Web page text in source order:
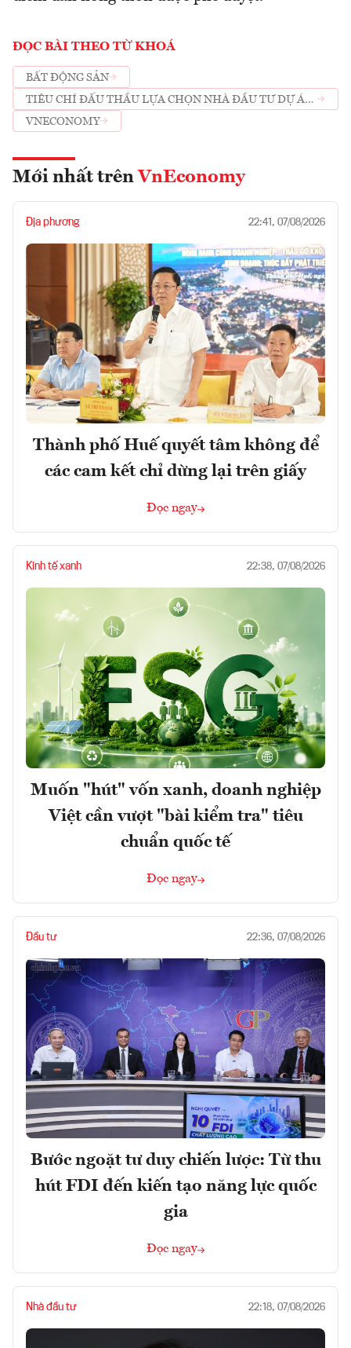
ĐỌC BÀI THEO TỪ KHOÁ
BẤT ĐỘNG SẢN
TIÊU CHÍ ĐẤU THẦU LỰA CHỌN NHÀ ĐẦU TƯ DỰ ÁN
CÓ SỬ DỤNG ĐẤT
VNECONOMY
Mới nhất trên VnEconomy
Địa phương 22:41, 07/08/2026
Thành phố Huế quyết tâm không để
các cam kết chỉ dừng lại trên giấy
Đọc ngay
Kinh tế xanh 22:38, 07/08/2026
Muốn "hút" vốn xanh, doanh nghiệp
Việt cần vượt "bài kiểm tra" tiêu
chuẩn quốc tế
Đọc ngay
Đầu tư 22:36, 07/08/2026
Bước ngoặt tư duy chiến lược: Từ thu
hút FDI đến kiến tạo năng lực quốc
gia
Đọc ngay
Nhà đầu tư 22:18, 07/08/2026